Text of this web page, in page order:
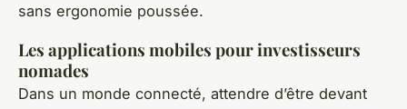
sans ergonomie poussée.
Les applications mobiles pour investisseurs
nomades
Dans un monde connecté, attendre d’être devant